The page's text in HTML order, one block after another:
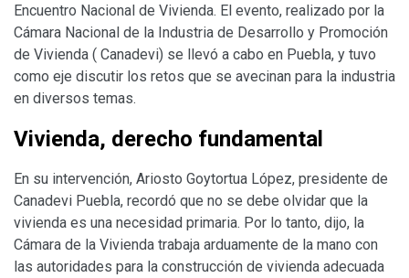
Encuentro Nacional de Vivienda. El evento, realizado por la
Cámara Nacional de la Industria de Desarrollo y Promoción
de Vivienda ( Canadevi) se llevó a cabo en Puebla, y tuvo
como eje discutir los retos que se avecinan para la industria
en diversos temas.
Vivienda, derecho fundamental
En su intervención, Ariosto Goytortua López, presidente de
Canadevi Puebla, recordó que no se debe olvidar que la
vivienda es una necesidad primaria. Por lo tanto, dijo, la
Cámara de la Vivienda trabaja arduamente de la mano con
las autoridades para la construcción de vivienda adecuada